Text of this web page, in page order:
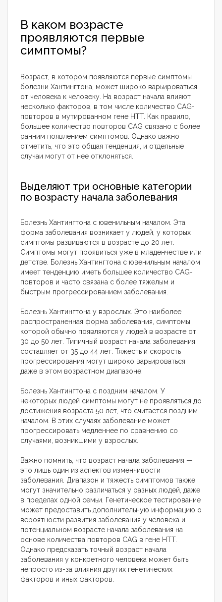
В каком возрасте
проявляются первые
симптомы?
Возраст, в котором появляются первые симптомы
болезни Хантингтона, может широко варьироваться
от человека к человеку. На возраст начала влияют
несколько факторов, в том числе количество CAG-
повторов в мутированном гене HTT. Как правило,
большее количество повторов CAG связано с более
ранним появлением симптомов. Однако важно
отметить, что это общая тенденция, и отдельные
случаи могут от нее отклоняться.
Выделяют три основные категории
по возрасту начала заболевания
Болезнь Хантингтона с ювенильным началом. Эта
форма заболевания возникает у людей, у которых
симптомы развиваются в возрасте до 20 лет.
Симптомы могут проявиться уже в младенчестве или
детстве. Болезнь Хантингтона с ювенильным началом
имеет тенденцию иметь большее количество CAG-
повторов и часто связана с более тяжелым и
быстрым прогрессированием заболевания.
Болезнь Хантингтона у взрослых. Это наиболее
распространенная форма заболевания, симптомы
которой обычно появляются у людей в возрасте от
30 до 50 лет. Типичный возраст начала заболевания
составляет от 35 до 44 лет. Тяжесть и скорость
прогрессирования могут широко варьироваться
даже в этом возрастном диапазоне.
Болезнь Хантингтона с поздним началом. У
некоторых людей симптомы могут не проявляться до
достижения возраста 50 лет, что считается поздним
началом. В этих случаях заболевание может
прогрессировать медленнее по сравнению со
случаями, возникшими у взрослых.
Важно помнить, что возраст начала заболевания —
это лишь один из аспектов изменчивости
заболевания. Диапазон и тяжесть симптомов также
могут значительно различаться у разных людей, даже
в пределах одной семьи. Генетическое тестирование
может предоставить дополнительную информацию о
вероятности развития заболевания у человека и
потенциальном возрасте начала заболевания на
основе количества повторов CAG в гене HTT.
Однако предсказать точный возраст начала
заболевания у конкретного человека может быть
непросто из-за влияния других генетических
факторов и иных факторов.